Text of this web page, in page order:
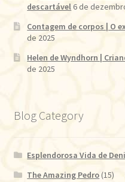
descartável 6 de
Contagem de corpos | O
de 2025
Helen de Wyndhorn |
de 2025
Blog Category
Esplendorosa Vida de
The Amazing Pedro (15)